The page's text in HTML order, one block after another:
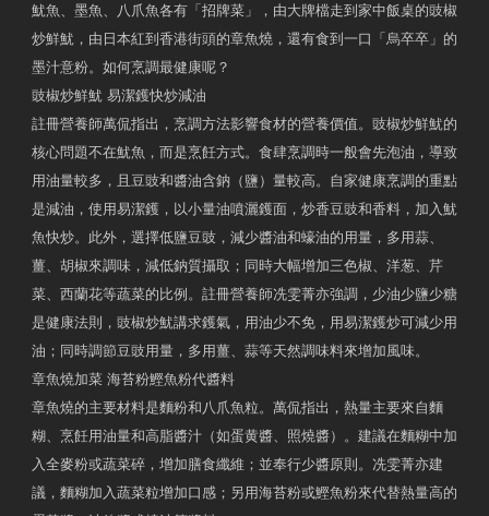
魷魚、墨魚、八爪魚各有「招牌菜」，由大牌檔走到家中飯桌的豉椒
炒鮮魷，由日本紅到香港街頭的章魚燒，還有食到一口「烏卒卒」的
墨汁意粉。如何烹調最健康呢？
豉椒炒鮮魷 易潔鑊快炒減油
註冊營養師萬侃指出，烹調方法影響食材的營養價值。豉椒炒鮮魷的
核心問題不在魷魚，而是烹飪方式。食肆烹調時一般會先泡油，導致
用油量較多，且豆豉和醬油含鈉（鹽）量較高。自家健康烹調的重點
是減油，使用易潔鑊，以小量油噴灑鑊面，炒香豆豉和香料，加入魷
魚快炒。此外，選擇低鹽豆豉，減少醬油和蠔油的用量，多用蒜、
薑、胡椒來調味，減低鈉質攝取；同時大幅增加三色椒、洋葱、芹
菜、西蘭花等蔬菜的比例。註冊營養師冼雯菁亦強調，少油少鹽少糖
是健康法則，豉椒炒魷講求鑊氣，用油少不免，用易潔鑊炒可減少用
油；同時調節豆豉用量，多用薑、蒜等天然調味料來增加風味。
章魚燒加菜 海苔粉鰹魚粉代醬料
章魚燒的主要材料是麵粉和八爪魚粒。萬侃指出，熱量主要來自麵
糊、烹飪用油量和高脂醬汁（如蛋黄醬、照燒醬）。建議在麵糊中加
入全麥粉或蔬菜碎，增加膳食纖維；並奉行少醬原則。冼雯菁亦建
議，麵糊加入蔬菜粒增加口感；另用海苔粉或鰹魚粉來代替熱量高的